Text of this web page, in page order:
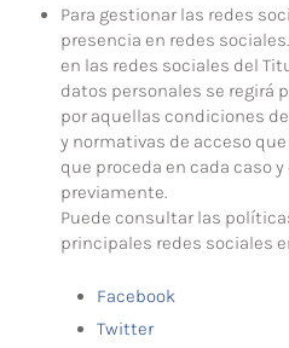
Para gestionar las redes
presencia en redes
en las redes sociales del
datos personales se regirá
por aquellas condiciones
y normativas de acceso
que proceda en cada caso
previamente.
Puede consultar las
principales redes sociales
Facebook
Twitter